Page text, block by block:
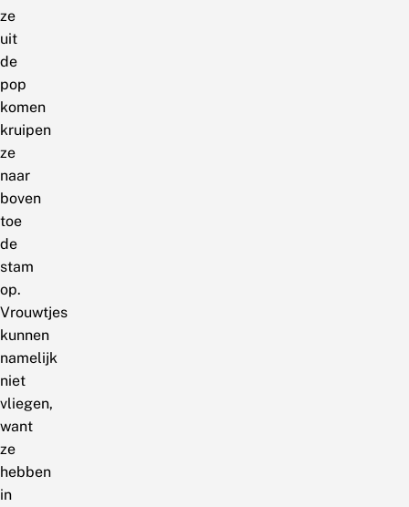
ze
uit
de
pop
komen
kruipen
ze
naar
boven
toe
de
stam
op.
Vrouwtjes
kunnen
namelijk
niet
vliegen,
want
ze
hebben
in